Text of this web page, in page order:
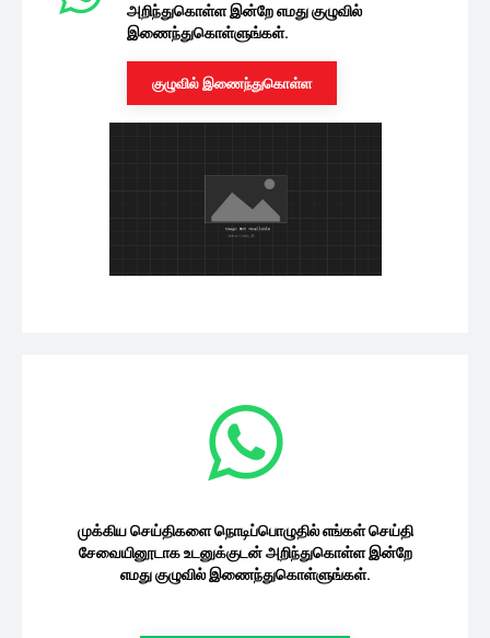
அறிந்துகொள்ள இன்றே எமது குழுவில்
இணைந்துகொள்ளுங்கள்.
குழுவில் இணைந்துகொள்ள
முக்கிய செய்திகளை நொடிப்பொழுதில் எங்கள் செய்தி
சேவையினூடாக உடனுக்குடன் அறிந்துகொள்ள இன்றே
எமது குழுவில் இணைந்துகொள்ளுங்கள்.